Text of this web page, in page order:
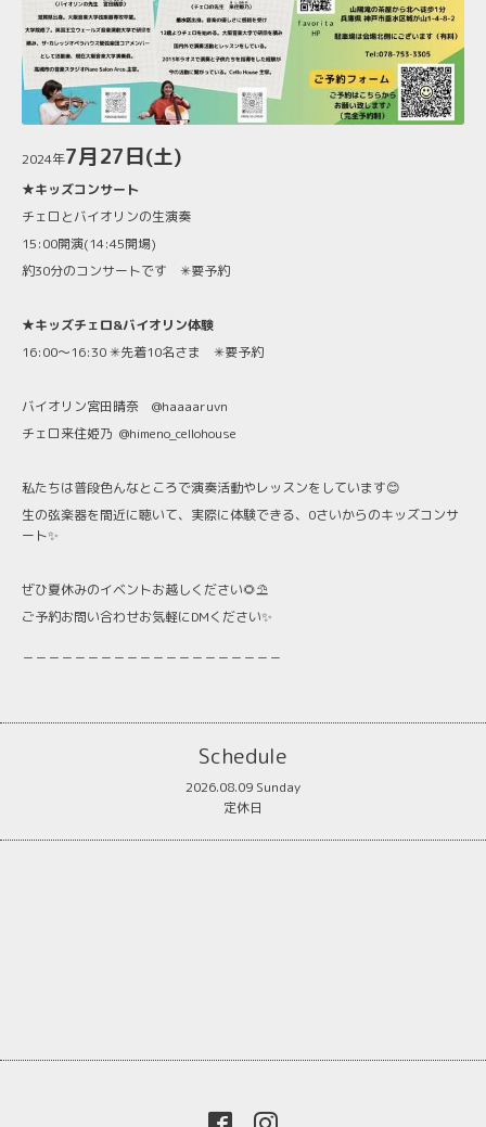
2024年7月27日(土)
★キッズコンサート
チェロとバイオリンの生演奏
15:00開演(14:45開場)
約30分のコンサートです ✳要予約
★キッズチェロ&バイオリン体験
16:00〜16:30 ✳先着10名さま ✳要予約
バイオリン宮田晴奈 @haaaaruvn
チェロ来住姫乃 @himeno_cellohouse
私たちは普段色んなところで演奏活動やレッスンをしています😊
生の弦楽器を間近に聴いて、実際に体験できる、0さいからのキッズコンサ
ート✨
ぜひ夏休みのイベントお越しください🌻⛱️
ご予約お問い合わせお気軽にDMください✨
－－－－－－－－－－－－－－－－－－－－
Schedule
2026.08.09 Sunday
定休日